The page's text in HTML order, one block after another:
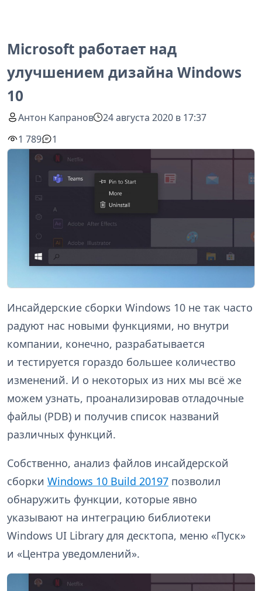
Microsoft работает над
улучшением дизайна Windows
10
Антон Капранов
24 августа 2020 в 17:37
1 789
1
Инсайдерские сборки Windows 10 не так часто
радуют нас новыми функциями, но внутри
компании, конечно, разрабатывается
и тестируется гораздо большее количество
изменений. И о некоторых из них мы всё же
можем узнать, проанализировав отладочные
файлы (PDB) и получив список названий
различных функций.
Собственно, анализ файлов инсайдерской
сборки Windows 10 Build 20197 позволил
обнаружить функции, которые явно
указывают на интеграцию библиотеки
Windows UI Library для десктопа, меню «Пуск»
и «Центра уведомлений».